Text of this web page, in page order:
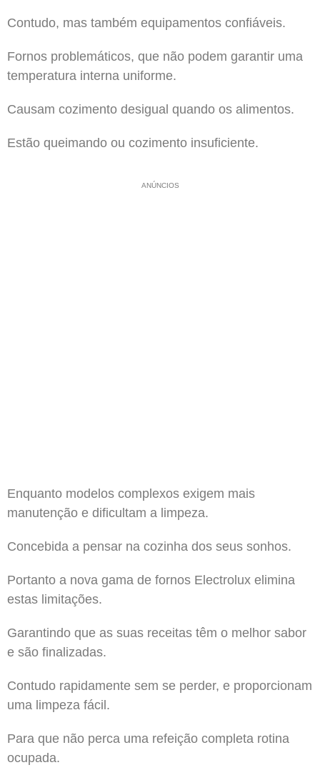
Contudo, mas também equipamentos confiáveis.
Fornos problemáticos, que não podem garantir uma
temperatura interna uniforme.
Causam cozimento desigual quando os alimentos.
Estão queimando ou cozimento insuficiente.
ANÚNCIOS
Enquanto modelos complexos exigem mais
manutenção e dificultam a limpeza.
Concebida a pensar na cozinha dos seus sonhos.
Portanto a nova gama de fornos Electrolux elimina
estas limitações.
Garantindo que as suas receitas têm o melhor sabor
e são finalizadas.
Contudo rapidamente sem se perder, e proporcionam
uma limpeza fácil.
Para que não perca uma refeição completa rotina
ocupada.